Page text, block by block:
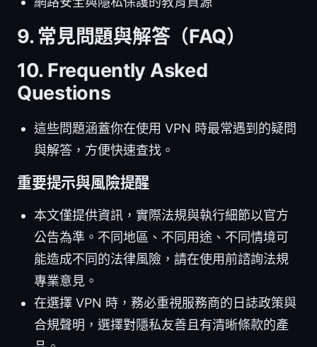
9. 常見問題與解答（FAQ）
10. Frequently Asked
Questions
這些問題涵蓋你在使用 VPN 時最常遇到的疑問
與解答，方便快速查找。
重要提示與風險提醒
本文僅提供資訊，實際法規與執行細節以官方
公告為準。不同地區、不同用途、不同情境可
能造成不同的法律風險，請在使用前諮詢法規
專業意見。
在選擇 VPN 時，務必重視服務商的日誌政策與
合規聲明，選擇對隱私友善且有清晰條款的產